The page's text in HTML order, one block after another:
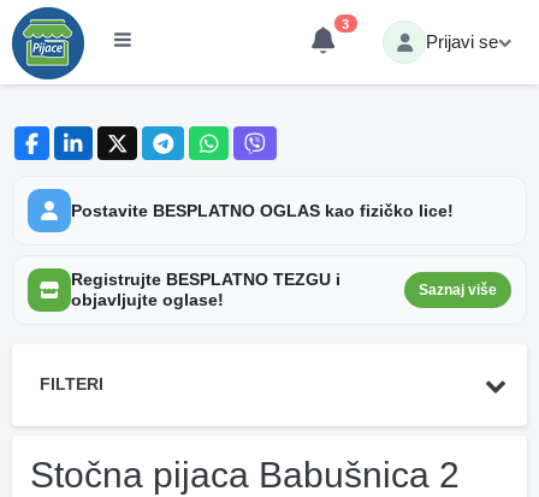
3
Prijavi se
Postavite BESPLATNO OGLAS kao fizičko lice!
Registrujte BESPLATNO TEZGU i
objavljujte oglase!
Saznaj više
FILTERI
Stočna pijaca Babušnica 2